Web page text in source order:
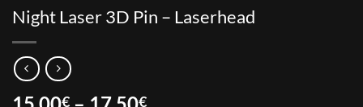
Night Laser 3D Pin – Laserhead
€ €